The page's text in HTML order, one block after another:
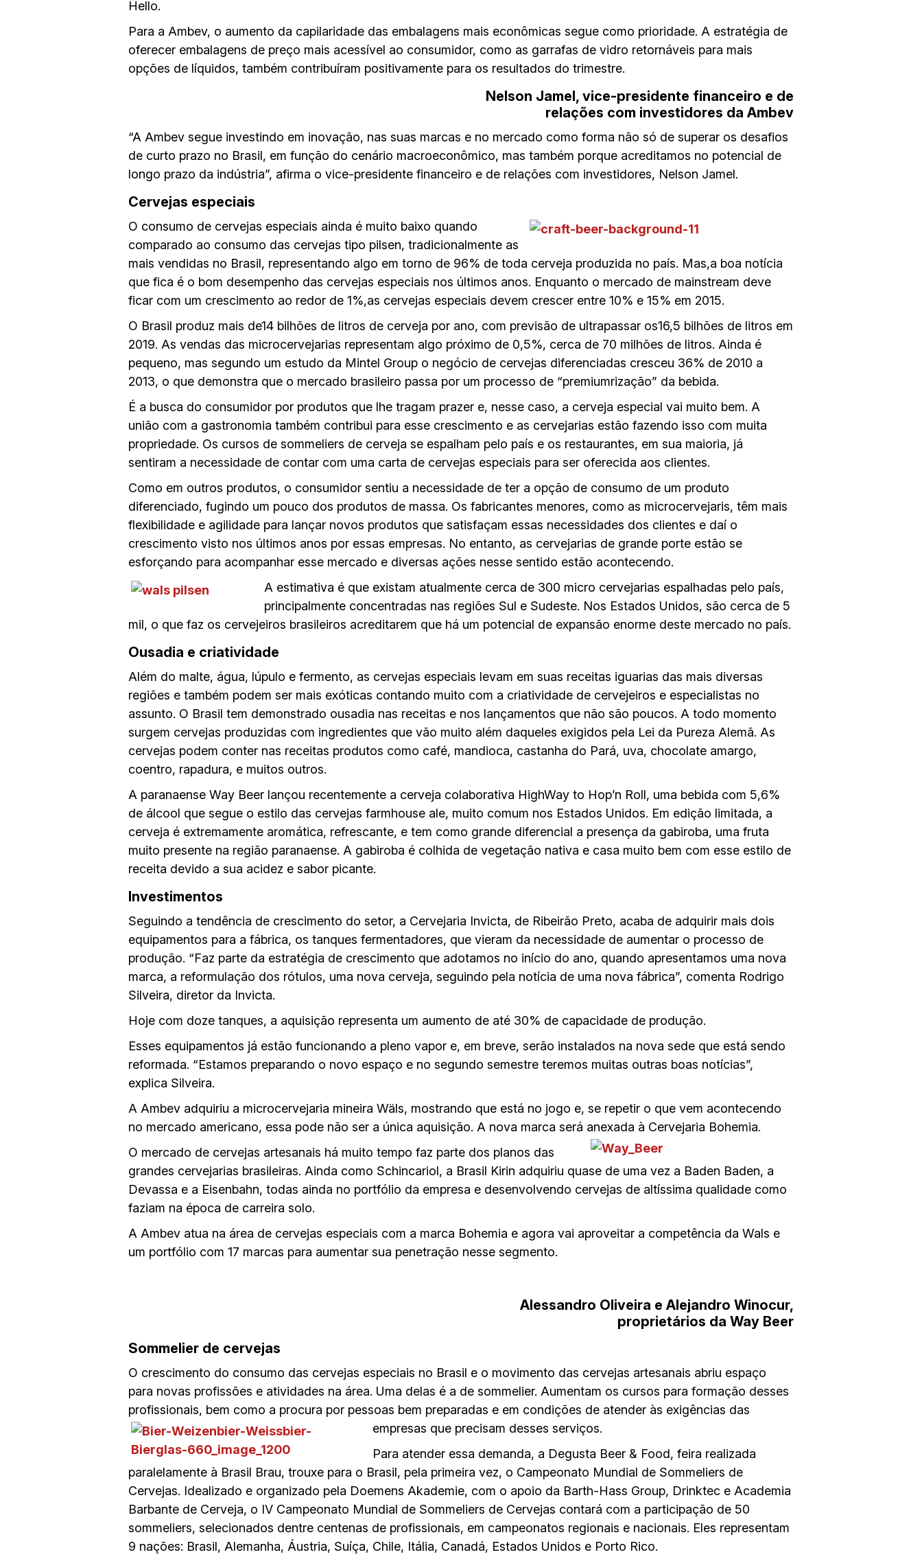
Hello.
Para a Ambev, o aumento da capilaridade das embalagens mais econômicas segue como prioridade. A estratégia de
oferecer embalagens de preço mais acessível ao consumidor, como as garrafas de vidro retornáveis para mais
opções de líquidos, também contribuíram positivamente para os resultados do trimestre.
Nelson Jamel, vice-presidente financeiro e de
relações com investidores da Ambev
“A Ambev segue investindo em inovação, nas suas marcas e no mercado como forma não só de superar os desafios
de curto prazo no Brasil, em função do cenário macroeconômico, mas também porque acreditamos no potencial de
longo prazo da indústria”, afirma o vice-presidente financeiro e de relações com investidores, Nelson Jamel.
Cervejas especiais
O consumo de cervejas especiais ainda é muito baixo quando
comparado ao consumo das cervejas tipo pilsen, tradicionalmente as
mais vendidas no Brasil, representando algo em torno de 96% de toda cerveja produzida no país. Mas,a boa notícia
que fica é o bom desempenho das cervejas especiais nos últimos anos. Enquanto o mercado de mainstream deve
ficar com um crescimento ao redor de 1%,as cervejas especiais devem crescer entre 10% e 15% em 2015.
O Brasil produz mais de14 bilhões de litros de cerveja por ano, com previsão de ultrapassar os16,5 bilhões de litros em
2019. As vendas das microcervejarias representam algo próximo de 0,5%, cerca de 70 milhões de litros. Ainda é
pequeno, mas segundo um estudo da Mintel Group o negócio de cervejas diferenciadas cresceu 36% de 2010 a
2013, o que demonstra que o mercado brasileiro passa por um processo de “premiumrização” da bebida.
É a busca do consumidor por produtos que lhe tragam prazer e, nesse caso, a cerveja especial vai muito bem. A
união com a gastronomia também contribui para esse crescimento e as cervejarias estão fazendo isso com muita
propriedade. Os cursos de sommeliers de cerveja se espalham pelo país e os restaurantes, em sua maioria, já
sentiram a necessidade de contar com uma carta de cervejas especiais para ser oferecida aos clientes.
Como em outros produtos, o consumidor sentiu a necessidade de ter a opção de consumo de um produto
diferenciado, fugindo um pouco dos produtos de massa. Os fabricantes menores, como as microcervejaris, têm mais
flexibilidade e agilidade para lançar novos produtos que satisfaçam essas necessidades dos clientes e daí o
crescimento visto nos últimos anos por essas empresas. No entanto, as cervejarias de grande porte estão se
esforçando para acompanhar esse mercado e diversas ações nesse sentido estão acontecendo.
A estimativa é que existam atualmente cerca de 300 micro cervejarias espalhadas pelo país,
principalmente concentradas nas regiões Sul e Sudeste. Nos Estados Unidos, são cerca de 5
mil, o que faz os cervejeiros brasileiros acreditarem que há um potencial de expansão enorme deste mercado no país.
Ousadia e criatividade
Além do malte, água, lúpulo e fermento, as cervejas especiais levam em suas receitas iguarias das mais diversas
regiões e também podem ser mais exóticas contando muito com a criatividade de cervejeiros e especialistas no
assunto. O Brasil tem demonstrado ousadia nas receitas e nos lançamentos que não são poucos. A todo momento
surgem cervejas produzidas com ingredientes que vão muito além daqueles exigidos pela Lei da Pureza Alemã. As
cervejas podem conter nas receitas produtos como café, mandioca, castanha do Pará, uva, chocolate amargo,
coentro, rapadura, e muitos outros.
A paranaense Way Beer lançou recentemente a cerveja colaborativa HighWay to Hop’n Roll, uma bebida com 5,6%
de álcool que segue o estilo das cervejas farmhouse ale, muito comum nos Estados Unidos. Em edição limitada, a
cerveja é extremamente aromática, refrescante, e tem como grande diferencial a presença da gabiroba, uma fruta
muito presente na região paranaense. A gabiroba é colhida de vegetação nativa e casa muito bem com esse estilo de
receita devido a sua acidez e sabor picante.
Investimentos
Seguindo a tendência de crescimento do setor, a Cervejaria Invicta, de Ribeirão Preto, acaba de adquirir mais dois
equipamentos para a fábrica, os tanques fermentadores, que vieram da necessidade de aumentar o processo de
produção. “Faz parte da estratégia de crescimento que adotamos no início do ano, quando apresentamos uma nova
marca, a reformulação dos rótulos, uma nova cerveja, seguindo pela notícia de uma nova fábrica”, comenta Rodrigo
Silveira, diretor da Invicta.
Hoje com doze tanques, a aquisição representa um aumento de até 30% de capacidade de produção.
Esses equipamentos já estão funcionando a pleno vapor e, em breve, serão instalados na nova sede que está sendo
reformada. “Estamos preparando o novo espaço e no segundo semestre teremos muitas outras boas notícias”,
explica Silveira.
A Ambev adquiriu a microcervejaria mineira Wäls, mostrando que está no jogo e, se repetir o que vem acontecendo
no mercado americano, essa pode não ser a única aquisição. A nova marca será anexada à Cervejaria Bohemia.
O mercado de cervejas artesanais há muito tempo faz parte dos planos das
grandes cervejarias brasileiras. Ainda como Schincariol, a Brasil Kirin adquiriu quase de uma vez a Baden Baden, a
Devassa e a Eisenbahn, todas ainda no portfólio da empresa e desenvolvendo cervejas de altíssima qualidade como
faziam na época de carreira solo.
A Ambev atua na área de cervejas especiais com a marca Bohemia e agora vai aproveitar a competência da Wals e
um portfólio com 17 marcas para aumentar sua penetração nesse segmento.
Alessandro Oliveira e Alejandro Winocur,
proprietários da Way Beer
Sommelier de cervejas
O crescimento do consumo das cervejas especiais no Brasil e o movimento das cervejas artesanais abriu espaço
para novas profissões e atividades na área. Uma delas é a de sommelier. Aumentam os cursos para formação desses
profissionais, bem como a procura por pessoas bem preparadas e em condições de atender às exigências das
empresas que precisam desses serviços.
Para atender essa demanda, a Degusta Beer & Food, feira realizada
paralelamente à Brasil Brau, trouxe para o Brasil, pela primeira vez, o Campeonato Mundial de Sommeliers de
Cervejas. Idealizado e organizado pela Doemens Akademie, com o apoio da Barth-Hass Group, Drinktec e Academia
Barbante de Cerveja, o IV Campeonato Mundial de Sommeliers de Cervejas contará com a participação de 50
sommeliers, selecionados dentre centenas de profissionais, em campeonatos regionais e nacionais. Eles representam
9 nações: Brasil, Alemanha, Áustria, Suíça, Chile, Itália, Canadá, Estados Unidos e Porto Rico.